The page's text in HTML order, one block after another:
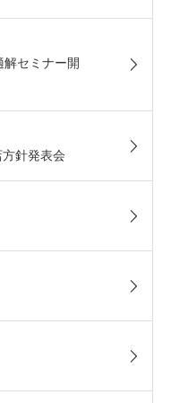
解セミナー開
針発表会